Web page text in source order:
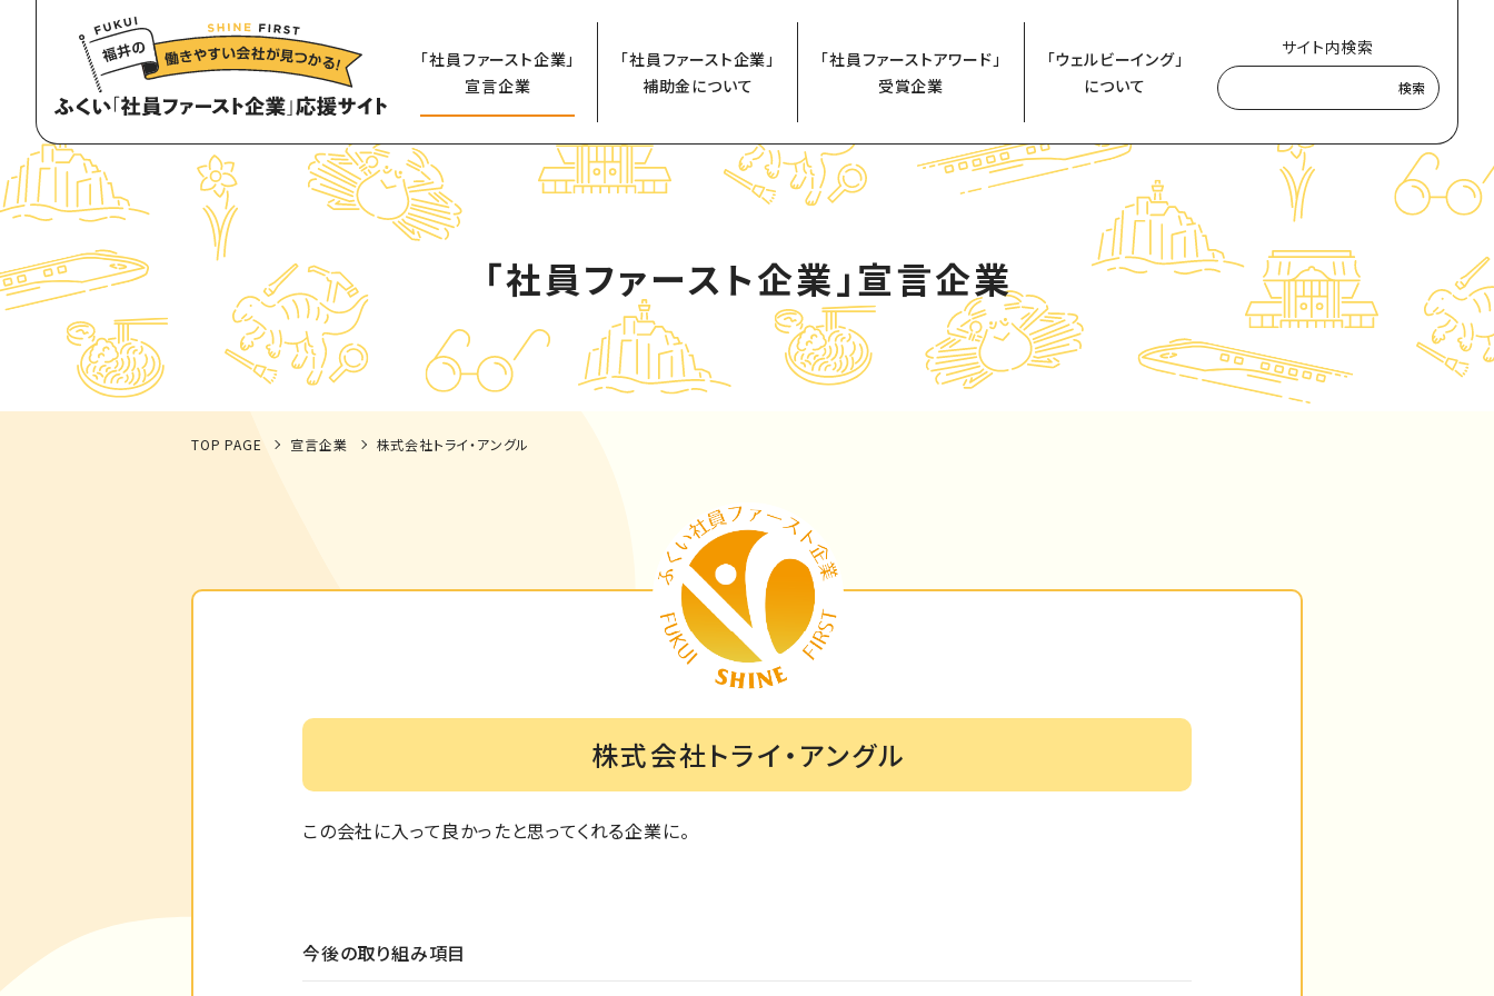
「社員ファースト企業」
宣言企業
「社員ファースト企業」
補助金について
「社員ファーストアワード」
受賞企業
「ウェルビーイング」
について
サイト内検索
検索
「社員ファースト企業」宣言企業
TOP PAGE 宣言企業 株式会社トライ・アングル
株式会社トライ・アングル
この会社に入って良かったと思ってくれる企業に。
今後の取り組み項目